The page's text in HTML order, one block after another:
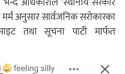
अनुसार सार्वजनिक सरोकारका
तथा सूचना पाटी मार्फत